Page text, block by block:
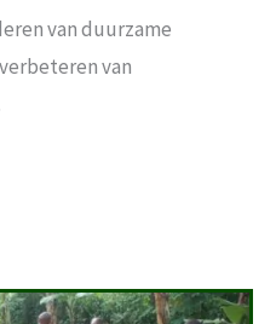
van duurzame
van